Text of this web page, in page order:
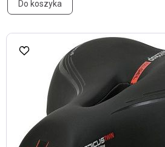
Do koszyka